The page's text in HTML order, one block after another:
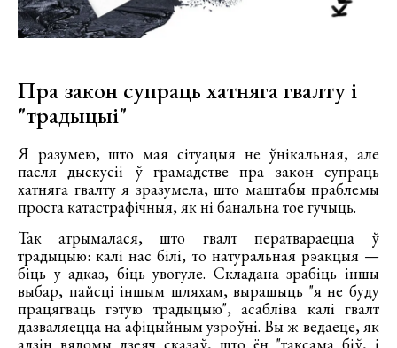
Пра закон супраць хатняга гвалту і
"традыцыі"
Я разумею, што мая сітуацыя не ўнікальная, але
пасля дыскусіі ў грамадстве пра закон супраць
хатняга гвалту я зразумела, што маштабы праблемы
проста катастрафічныя, як ні банальна тое гучыць.
Так атрымалася, што гвалт ператвараецца ў
традыцыю: калі нас білі, то натуральная рэакцыя —
біць у адказ, біць увогуле. Складана зрабіць іншы
выбар, пайсці іншым шляхам, вырашыць "я не буду
працягваць гэтую традыцыю", асабліва калі гвалт
дазваляецца на афіцыйным узроўні. Вы ж ведаеце, як